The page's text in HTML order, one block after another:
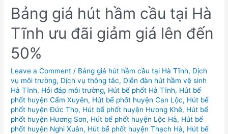
Bảng giá hút hầm cầu tại Hà
Tĩnh ưu đãi giảm giá lên đến
50%
Leave a Comment / Bảng giá hút hầm cầu tại Hà Tĩnh, Dịch
vụ môi trường, Dịch vụ thông tắc, Diễn đàn hút hầm vệ sinh
Hà Tĩnh, Hỏi đáp môi trường, Hút bể phốt Hà Tĩnh, Hút bể
phốt huyện Cẩm Xuyên, Hút bể phốt huyện Can Lộc, Hút bể
phốt huyện Đức Thọ, Hút bể phốt huyện Hương Khê, Hút bể
phốt huyện Hương Sơn, Hút bể phốt huyện Lộc Hà, Hút bể
phốt huyện Nghi Xuân, Hút bể phốt huyện Thạch Hà, Hút bể